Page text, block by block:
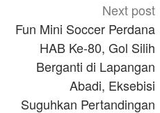
Next post
Fun Mini Soccer Perdana
HAB Ke-80, Gol Silih
Berganti di Lapangan
Abadi, Eksebisi
Suguhkan Pertandingan